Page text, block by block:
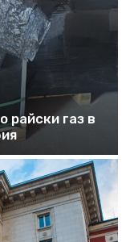
райски газ в